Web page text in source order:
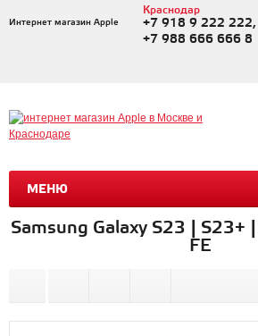
Интернет магазин Apple
Краснодар
+7 918 9 222 222,
+7 988 666 666 8
МЕНЮ
Samsung Galaxy S23 | S23+
FE